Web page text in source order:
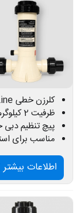
کلرزن خطی In-Line
ظرفیت 2 کیلوگرم قرص کلر
پیچ تنظیم
مناسب برای استخر تا
اطلاعات بیشتر